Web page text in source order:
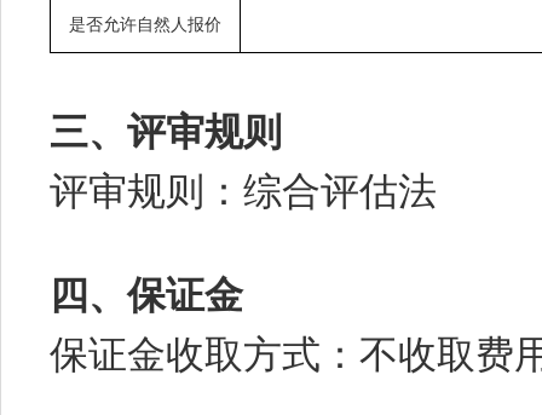
是否允许自然人报价
三、评审规则
评审规则：综合评估法
四、保证金
保证金收取方式：不收取费